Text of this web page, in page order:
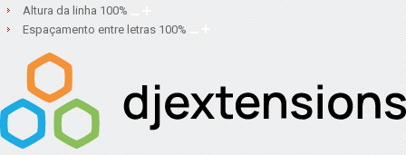
Altura da linha 100%
Espaçamento entre letras 100%